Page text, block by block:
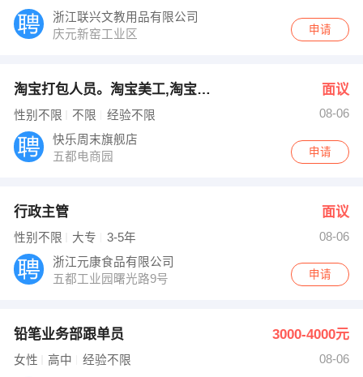
浙江联兴文教用品有限公司
庆元新窑工业区
申请
淘宝打包人员。淘宝美工,淘宝客... 面议
性别不限 不限 经验不限
08-06
快乐周末旗舰店
五都电商园
申请
行政主管 面议
性别不限 大专 3-5年
08-06
浙江元康食品有限公司
五都工业园曙光路9号
申请
铅笔业务部跟单员 3000-4000元
女性 高中 经验不限
08-06